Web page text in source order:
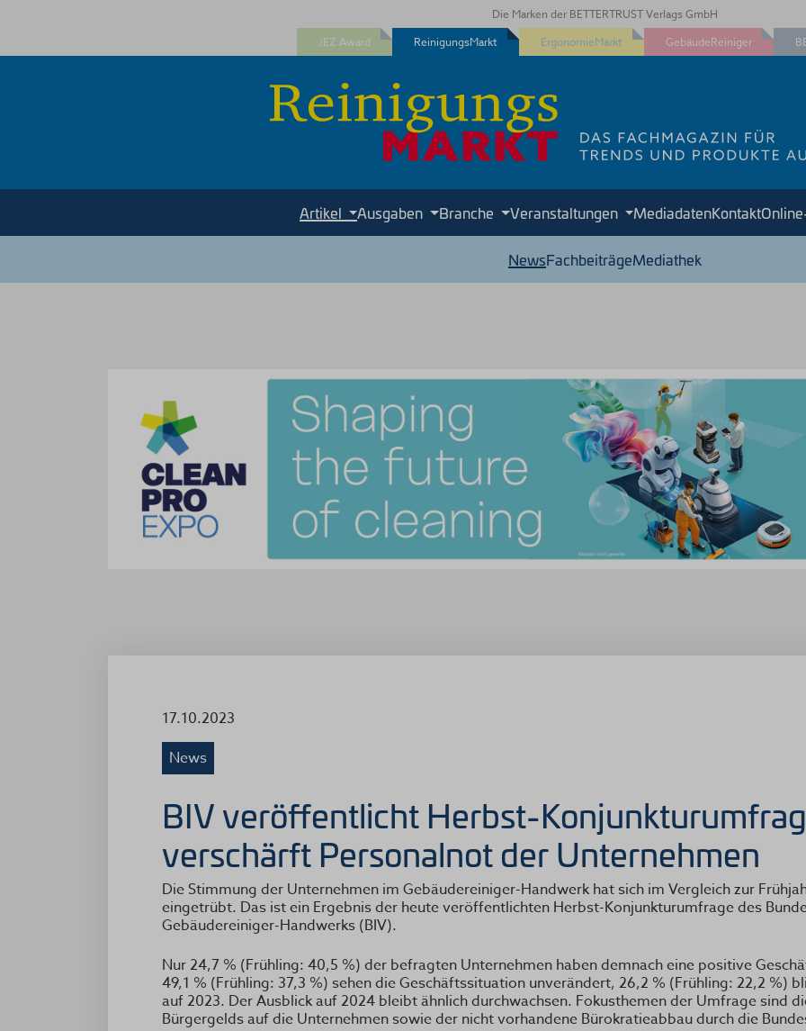
Die Marken der BETTERTRUST Verlags GmbH
JEZ Award
ReinigungsMarkt ErgonomieMarkt GebäudeReiniger
Artikel Ausgaben Branche Veranstaltungen MediadatenKontakt
NewsFachbeiträgeMediathek
17.10.2023
News
BIV veröffentlicht Herbst-
verschärft Personalnot der Unternehmen
Die Stimmung der Unternehmen im Gebäudereiniger-Handwerk hat sich im Vergleich zur
eingetrübt. Das ist ein Ergebnis der heute veröffentlichten Herbst-Konjunkturumfrage des
Gebäudereiniger-Handwerks (BIV).
Nur 24,7 % (Frühling: 40,5 %) der befragten Unternehmen haben demnach eine positive
49,1 % (Frühling: 37,3 %) sehen die Geschäftssituation unverändert, 26,2 % (Frühling: 22,2 %)
auf 2023. Der Ausblick auf 2024 bleibt ähnlich durchwachsen. Fokusthemen der Umfrage sind
Bürgergelds auf die Unternehmen sowie der nicht vorhandene Bürokratieabbau durch die